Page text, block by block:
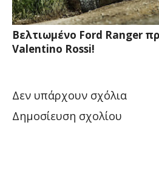
Βελτιωμένο Ford Ranger
Valentino Rossi!
Δεν υπάρχουν σχόλια
Δημοσίευση σχολίου